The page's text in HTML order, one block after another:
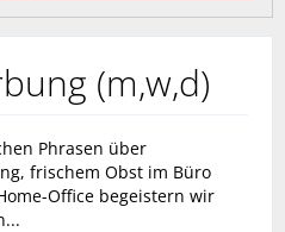
(m,w,d)
Phrasen über
frischem Obst im Büro
Office begeistern wir